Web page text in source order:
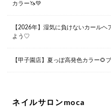
ビル1F
Lee四ツ橋店
カラー🦄💚
【2026年】湿気に負けないカールヘ
よう♡
【甲子園店】夏っぽ高発色カラー🌻
ネイルサロンmoca